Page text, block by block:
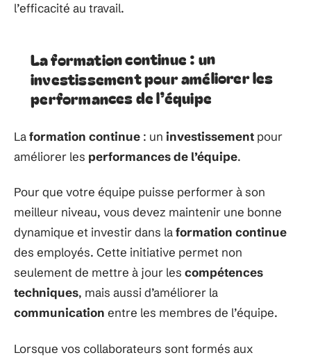
l’efficacité au travail.
La formation continue : un
investissement pour améliorer les
performances de l’équipe
Laformation continue : un investissement pour
améliorer les performances de l’équipe.
Pour que votre équipe puisse performer à son
meilleur niveau, vous devez maintenir une bonne
dynamique et investir dans laformation continue
des employés. Cette initiative permet non
seulement de mettre à jour les compétences
techniques, mais aussi d’améliorer la
communication entre les membres de l’équipe.
Lorsque vos collaborateurs sont formés aux